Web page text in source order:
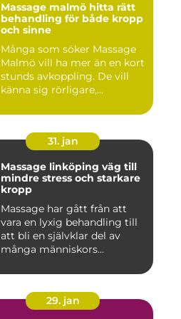
Massage malmö hitta rätt
behandling för både kropp
och sinne
Många som söker Massage
Malmö vill ha mer än en kort
stunds avkoppling. De vill
känna sig rörligare,...
31. jan
Massage linköping väg till
mindre stress och starkare
kropp
Massage har gått från att
vara en lyxig behandling till
att bli en självklar del av
många människors...
29. jan